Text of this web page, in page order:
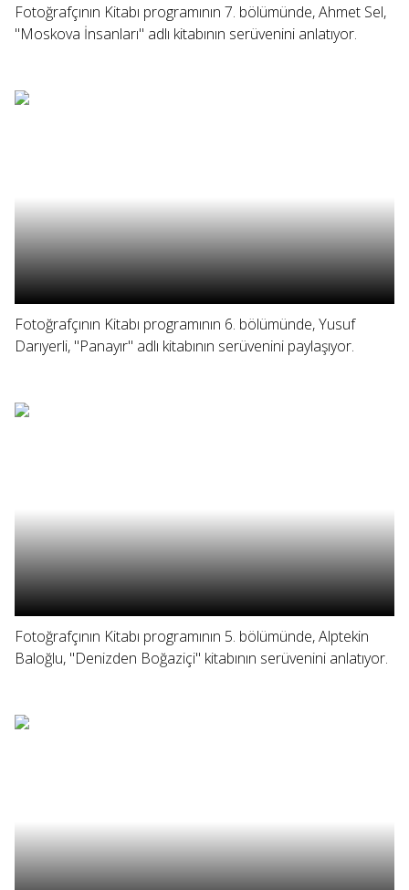
Fotoğrafçının Kitabı programının 7. bölümünde, Ahmet Sel,
"Moskova İnsanları" adlı kitabının serüvenini anlatıyor.
Fotoğrafçının Kitabı programının 6. bölümünde, Yusuf
Darıyerli, "Panayır" adlı kitabının serüvenini paylaşıyor.
Fotoğrafçının Kitabı programının 5. bölümünde, Alptekin
Baloğlu, "Denizden Boğaziçi" kitabının serüvenini anlatıyor.